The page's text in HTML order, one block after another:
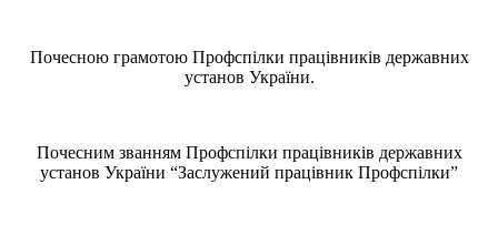
Почесною грамотою Профспілки працівників державних
установ України.
Почесним званням Профспілки працівників державних
установ України “Заслужений працівник Профспілки”